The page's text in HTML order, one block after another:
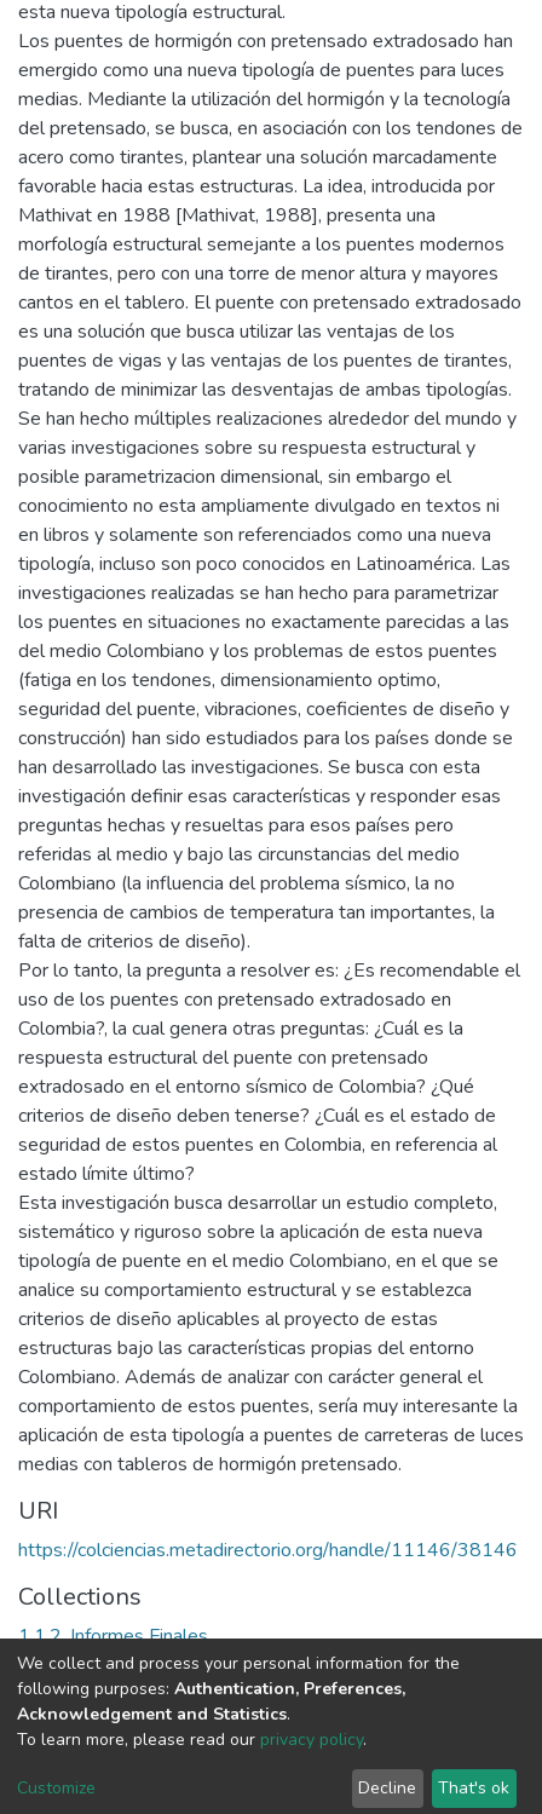
esta nueva tipología estructural.
Los puentes de hormigón con pretensado extradosado han
emergido como una nueva tipología de puentes para luces
medias. Mediante la utilización del hormigón y la tecnología
del pretensado, se busca, en asociación con los tendones de
acero como tirantes, plantear una solución marcadamente
favorable hacia estas estructuras. La idea, introducida por
Mathivat en 1988 [Mathivat, 1988], presenta una
morfología estructural semejante a los puentes modernos
de tirantes, pero con una torre de menor altura y mayores
cantos en el tablero. El puente con pretensado extradosado
es una solución que busca utilizar las ventajas de los
puentes de vigas y las ventajas de los puentes de tirantes,
tratando de minimizar las desventajas de ambas tipologías.
Se han hecho múltiples realizaciones alrededor del mundo y
varias investigaciones sobre su respuesta estructural y
posible parametrizacion dimensional, sin embargo el
conocimiento no esta ampliamente divulgado en textos ni
en libros y solamente son referenciados como una nueva
tipología, incluso son poco conocidos en Latinoamérica. Las
investigaciones realizadas se han hecho para parametrizar
los puentes en situaciones no exactamente parecidas a las
del medio Colombiano y los problemas de estos puentes
(fatiga en los tendones, dimensionamiento optimo,
seguridad del puente, vibraciones, coeficientes de diseño y
construcción) han sido estudiados para los países donde se
han desarrollado las investigaciones. Se busca con esta
investigación definir esas características y responder esas
preguntas hechas y resueltas para esos países pero
referidas al medio y bajo las circunstancias del medio
Colombiano (la influencia del problema sísmico, la no
presencia de cambios de temperatura tan importantes, la
falta de criterios de diseño).
Por lo tanto, la pregunta a resolver es: ¿Es recomendable el
uso de los puentes con pretensado extradosado en
Colombia?, la cual genera otras preguntas: ¿Cuál es la
respuesta estructural del puente con pretensado
extradosado en el entorno sísmico de Colombia? ¿Qué
criterios de diseño deben tenerse? ¿Cuál es el estado de
seguridad de estos puentes en Colombia, en referencia al
estado límite último?
Esta investigación busca desarrollar un estudio completo,
sistemático y riguroso sobre la aplicación de esta nueva
tipología de puente en el medio Colombiano, en el que se
analice su comportamiento estructural y se establezca
criterios de diseño aplicables al proyecto de estas
estructuras bajo las características propias del entorno
Colombiano. Además de analizar con carácter general el
comportamiento de estos puentes, sería muy interesante la
aplicación de esta tipología a puentes de carreteras de luces
medias con tableros de hormigón pretensado.
URI
https://colciencias.metadirectorio.org/handle/11146/38146
Collections
1.1.2. Informes Finales
Full item page
DSpace software copyright © 2002-2026
Cookie
End User
Agreement
Send
Feedback
We collect and process your personal information for the
following purposes: Authentication, Preferences,
Acknowledgement and Statistics.
To learn more, please read our privacy policy.
Customize Decline That's ok